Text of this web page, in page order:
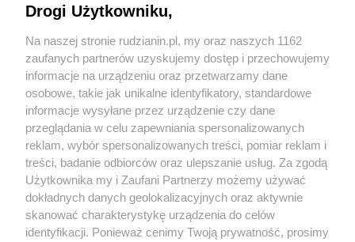
powstały mieszkania komunalne. Pierwsi
5 / 6
Nowe mieszkania
komunalne przy Szybie
Franciszek
Wydawca mediów
Nie zapomnij
zapoznać się z:
polityką prywatności regulamin korzystania z portali
Twojemiasto
Piekary Śląskie
Chorzów
Tarnowskie Góry
Skontakuj sięz nami
Kontakt
Wydawca
Redakcja
Drogi Użytkowniku,
Na naszej stronie rudzianin.pl, my oraz naszych 1162
zaufanych partnerów uzyskujemy dostęp i przechowujemy
informacje na urządzeniu oraz przetwarzamy dane
osobowe, takie jak unikalne identyfikatory, standardowe
informacje wysyłane przez urządzenie czy dane
przeglądania w celu zapewniania spersonalizowanych
reklam, wybór spersonalizowanych treści, pomiar reklam i
treści, badanie odbiorców oraz ulepszanie usług. Za zgodą
Użytkownika my i Zaufani Partnerzy możemy używać
dokładnych danych geolokalizacyjnych oraz aktywnie
skanować charakterystykę urządzenia do celów
identyfikacji. Ponieważ cenimy Twoją prywatność, prosimy